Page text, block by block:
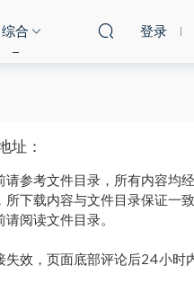
综合 登录
址：
请参考文件目录，所有内容均
所下载内容与文件目录保证一致
请阅读文件目录。
失效，页面底部评论后24小时